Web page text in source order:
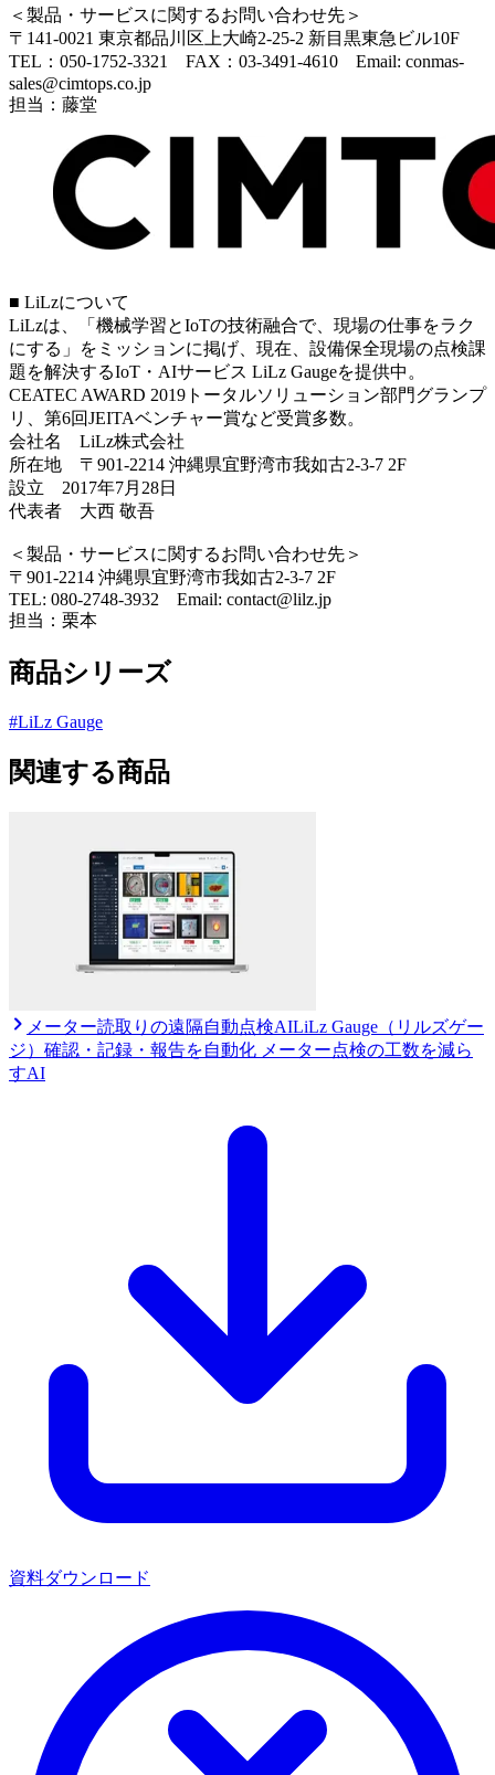
＜製品・サービスに関するお問い合わせ先＞
〒141-0021 東京都品川区上大崎2-25-2 新目黒東急ビル10F
TEL：050-1752-3321 FAX：03-3491-4610 Email: conmas-
sales@cimtops.co.jp
担当：藤堂
■ LiLzについて
LiLzは、「機械学習とIoTの技術融合で、現場の仕事をラク
にする」をミッションに掲げ、現在、設備保全現場の点検課
題を解決するIoT・AIサービス LiLz Gaugeを提供中。
CEATEC AWARD 2019トータルソリューション部門グランプ
リ、第6回JEITAベンチャー賞など受賞多数。
会社名 LiLz株式会社
所在地 〒901-2214 沖縄県宜野湾市我如古2-3-7 2F
設⽴ 2017年7⽉28⽇
代表者 ⼤⻄ 敬吾
＜製品・サービスに関するお問い合わせ先＞
〒901-2214 沖縄県宜野湾市我如古2-3-7 2F
TEL: 080-2748-3932 Email: contact@lilz.jp
担当：栗本
商品シリーズ
#LiLz Gauge
関連する商品
メーター読取りの遠隔自動点検AILiLz Gauge（リルズゲー
ジ） 確認・記録・報告を自動化 メーター点検の工数を減ら
すAI
資料ダウンロード